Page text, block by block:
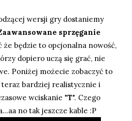
wersji gry dostaniemy
sprzęganie
że będzie to opcjonalna nowość,
dopiero uczą się grać, nie
Poniżej możecie zobaczyć to
bardziej realistycznie i
wciskanie "T". Czego
no tak jeszcze kable :P